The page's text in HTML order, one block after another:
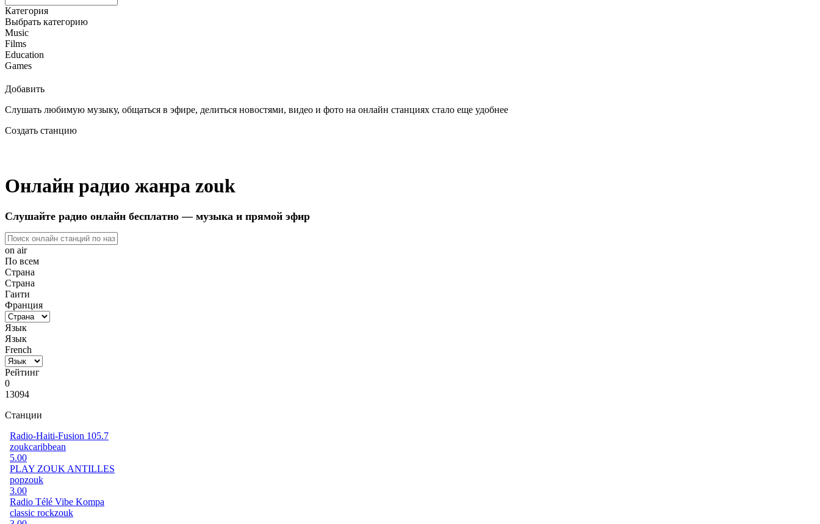
Категория
Выбрать категорию
Music
Films
Education
Games
Добавить
Слушать любимую музыку, общаться в эфире, делиться новостями, видео и фото на онлайн станциях стало еще удобнее
Создать станцию
Онлайн радио жанра zouk
Слушайте радио онлайн бесплатно — музыка и прямой эфир
on air
По всем
Страна
Страна
Гаити
Франция
Язык
Язык
French
Рейтинг
0
13094
Станции
Radio-Haiti-Fusion 105.7
zoukcaribbean
5.00
PLAY ZOUK ANTILLES
popzouk
3.00
Radio Télé Vibe Kompa
classic rockzouk